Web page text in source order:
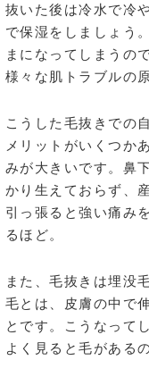
抜いた後は冷水で冷
で保湿をしましょう
まになってしまうの
様々な肌トラブルの
こうした毛抜きでの
メリットがいくつか
みが大きいです。鼻
かり生えておらず、
引っ張ると強い痛み
るほど。
また、毛抜きは埋没
毛とは、皮膚の中で
とです。こうなって
よく見ると毛がある